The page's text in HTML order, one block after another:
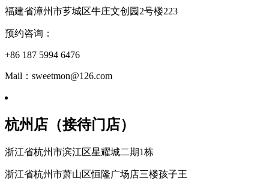
福建省漳州市芗城区牛庄文创园2号楼223
预约咨询：
+86 187 5994 6476
Mail：sweetmon@126.com
杭州店（接待门店）
浙江省杭州市滨江区星耀城二期1栋
浙江省杭州市萧山区恒隆广场店三楼孩子王